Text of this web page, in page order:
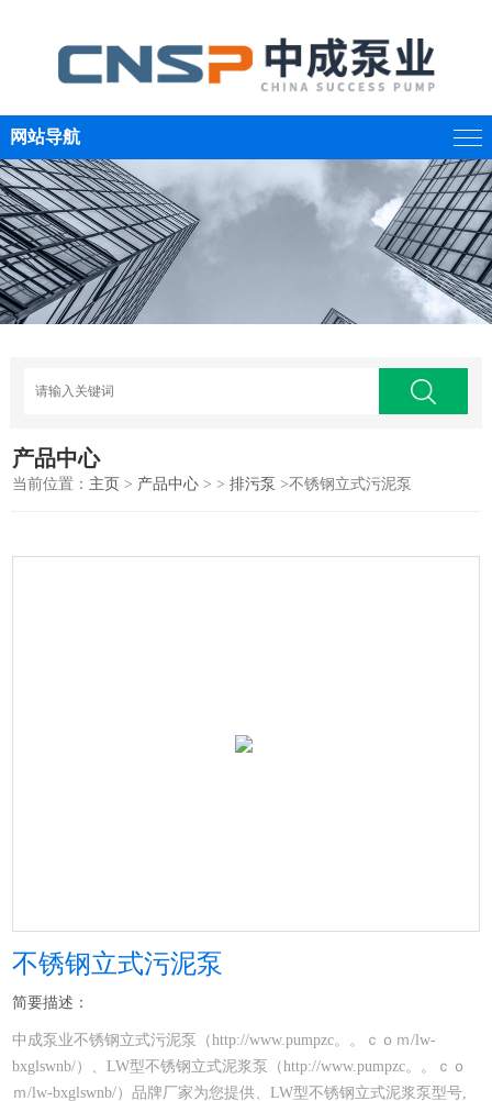
网站导航
产品中心
当前位置： 主页 > 产品中心 > >排污泵 >不锈钢立式污泥泵
不锈钢立式污泥泵
简要描述：
中成泵业不锈钢立式污泥泵（http://www.pumpzc。。ｃｏｍ/lw-
bxglswnb/）、LW型不锈钢立式泥浆泵（http://www.pumpzc。。ｃｏ
ｍ/lw-bxglswnb/）品牌厂家为您提供、LW型不锈钢立式泥浆泵型号,